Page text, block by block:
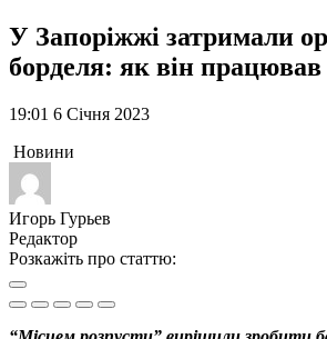
У Запоріжжі затримали
борделя: як він
19:01 6 Січня 2023
Новини
Игорь Гурьев
Редактор
Розкажіть про статтю: